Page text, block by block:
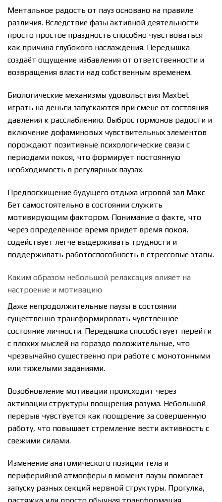
Ментальное радость от пауз основано на правиле
различия. Вследствие фазы активной деятельности
просто простое праздность способно чувствоваться
как причина глубокого наслаждения. Передышка
создаёт ощущение избавления от ответственности и
возвращения власти над собственным временем.
Биологические механизмы удовольствия Maxbet
играть на деньги запускаются при смене от состояния
давления к расслаблению. Выброс гормонов радости и
включение дофаминовых чувствительных элементов
порождают позитивные психологические связи с
периодами покоя, что формирует постоянную
необходимость в регулярных паузах.
Предвосхищение будущего отдыха игровой зал Макс
Бет самостоятельно в состоянии служить
мотивирующим фактором. Понимание о факте, что
через определённое время придет время покоя,
содействует легче выдерживать трудности и
поддерживать работоспособность в стрессовые этапы.
Каким образом небольшой релаксация влияет на
настроение и мотивацию
Даже непродолжительные паузы в состоянии
существенно трансформировать чувственное
состояние личности. Передышка способствует перейти
с плохих мыслей на гораздо положительные, что
чрезвычайно существенно при работе с монотонными
или тяжелыми заданиями.
Возобновление мотивации происходит через
активации структуры поощрения разума. Небольшой
перерыв чувствуется как поощрение за совершенную
работу, что повышает стремление вести активность с
свежими силами.
Изменение анатомического позиции тела и
периферийной атмосферы в момент паузы помогает
запуску разных секций нервной структуры. Прогулка,